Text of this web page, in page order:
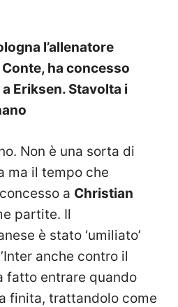
l’allenatore
ha concesso
Eriksen. Stavolta i
Non è una sorta di
ma il tempo che
a Christian
partite. Il
è stato ‘umiliato’
anche contro il
fatto entrare quando
finita, trattandolo come